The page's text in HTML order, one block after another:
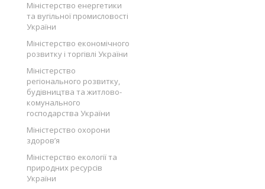
Міністерство енергетики
та вугільної промисловості
України
Міністерство економічного
розвитку і торгівлі України
Міністерство
регіонального розвитку,
будівництва та житлово-
комунального
господарства України
Міністерство охорони
здоров’я
Міністерство екології та
природних ресурсів
України